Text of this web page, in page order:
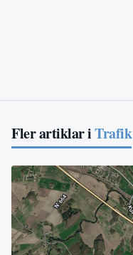
Fler artiklar iTrafik